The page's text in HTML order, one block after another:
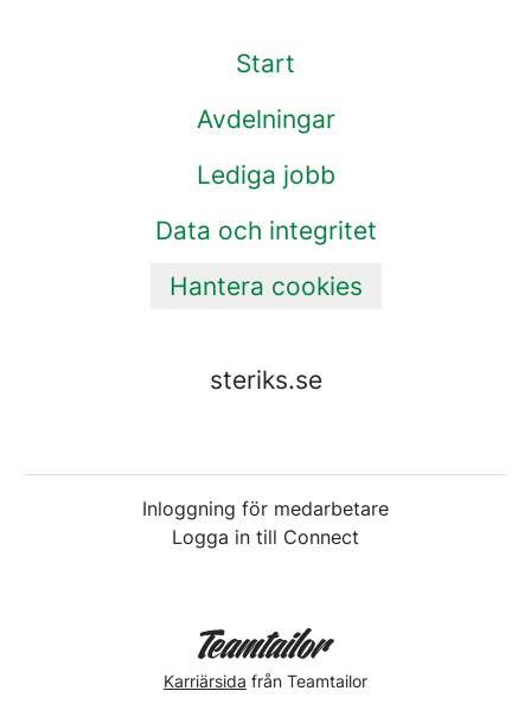
Start
Avdelningar
Lediga jobb
Data och integritet
Hantera cookies
steriks.se
Inloggning för medarbetare
Logga in till Connect
Karriärsida från Teamtailor